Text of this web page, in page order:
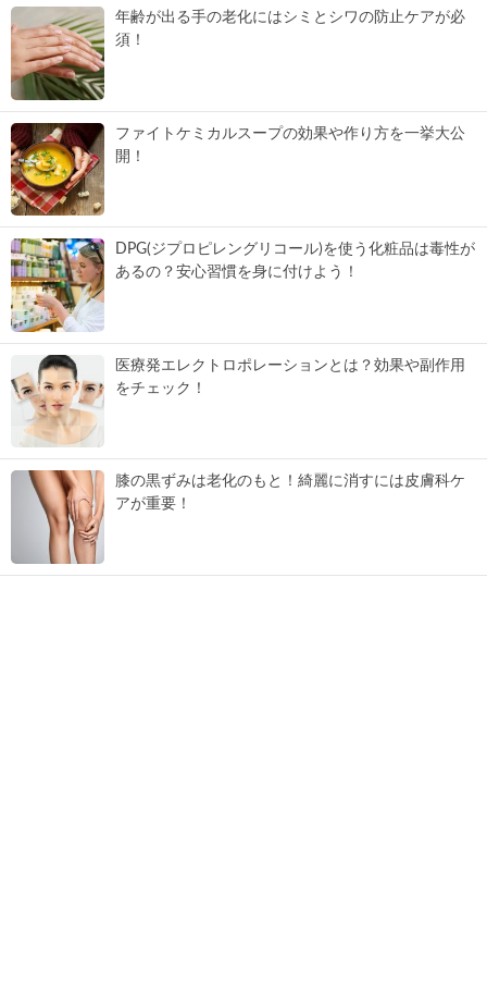
年齢が出る手の老化にはシミとシワの防止ケアが必
須！
ファイトケミカルスープの効果や作り方を一挙大公
開！
DPG(ジプロピレングリコール)を使う化粧品は毒性が
あるの？安心習慣を身に付けよう！
医療発エレクトロポレーションとは？効果や副作用
をチェック！
膝の黒ずみは老化のもと！綺麗に消すには皮膚科ケ
アが重要！